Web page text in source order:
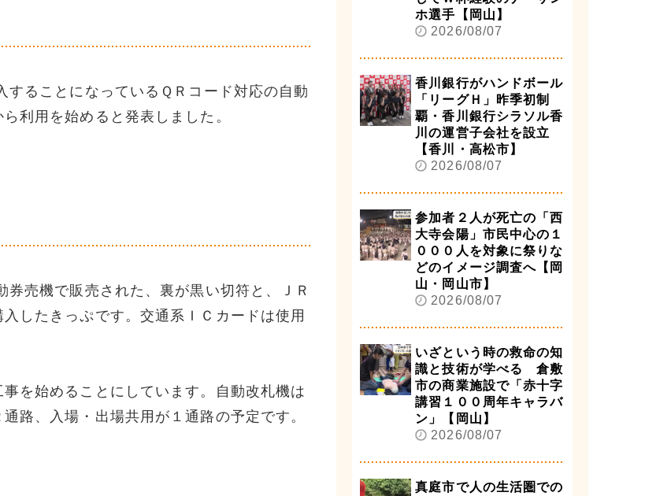
ることになっているＱＲコード対応の自動
利用を始めると発表しました。
売機で販売された、裏が黒い切符と、ＪＲ
したきっぷです。交通系ＩＣカードは使用
を始めることにしています。自動改札機は
路、入場・出場共用が１通路の予定です。
ホ選手【岡山】
2026/08/07
香川銀行がハンドボール
「リーグＨ」昨季初制
覇・香川銀行シラソル香
川の運営子会社を設立
【香川・高松市】
2026/08/07
参加者２人が死亡の「西
大寺会陽」市民中心の１
０００人を対象に祭りな
どのイメージ調査へ【岡
山・岡山市】
2026/08/07
いざという時の救命の知
識と技術が学べる 倉敷
市の商業施設で「赤十字
講習１００周年キャラバ
ン」【岡山】
2026/08/07
真庭市で人の生活圏での